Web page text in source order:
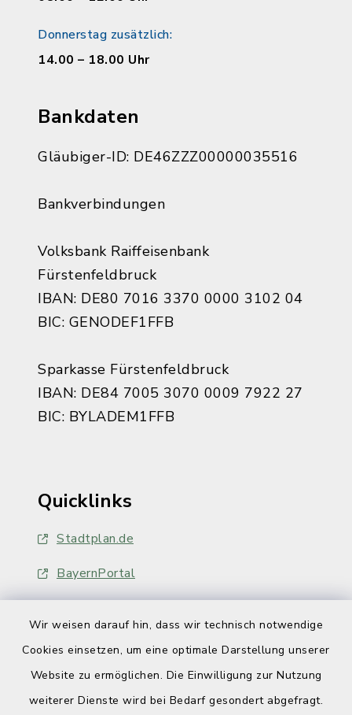
Wir weisen darauf hin, dass wir technisch notwendige
Cookies einsetzen, um eine optimale Darstellung unserer
Website zu ermöglichen. Die Einwilligung zur Nutzung
weiterer Dienste wird bei Bedarf gesondert abgefragt.
Donnerstag zusätzlich:
14.00 – 18.00 Uhr
Bankdaten
Gläubiger-ID: DE46ZZZ00000035516
Bankverbindungen
Volksbank Raiffeisenbank
Fürstenfeldbruck
IBAN: DE80 7016 3370 0000 3102 04
BIC: GENODEF1FFB
Sparkasse Fürstenfeldbruck
IBAN: DE84 7005 3070 0009 7922 27
BIC: BYLADEM1FFB
Quicklinks
Stadtplan.de
BayernPortal